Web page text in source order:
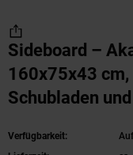
Sideboard –
160x75x43
Schubladen
Verfügbarkeit: